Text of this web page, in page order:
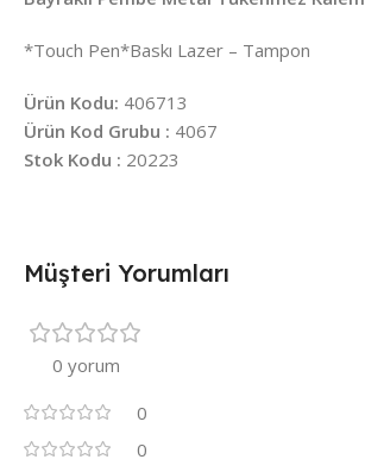
*Touch Pen*Baskı Lazer – Tampon
Ürün Kodu: 406713
Ürün Kod Grubu : 4067
Stok Kodu : 20223
Müşteri Yorumları
0 yorum
0
0